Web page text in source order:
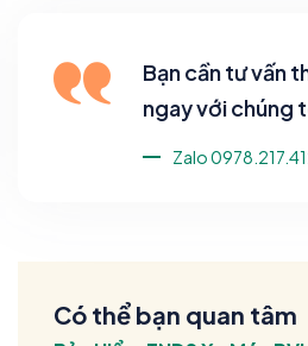
Bạn cần tư vấn
ngay với chúng
Zalo
Có thể bạn quan tâm